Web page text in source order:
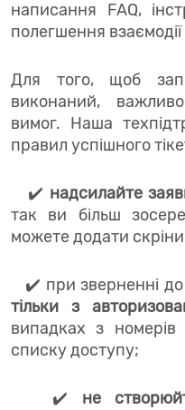
написання FAQ,
полегшення
Для того, щоб
виконаний,
вимог. Наша
правил успішного
✔️ надсилайте
так ви більш
можете додати
✔️ при зверненні до
тільки з
випадках з
списку доступу;
✔️ не